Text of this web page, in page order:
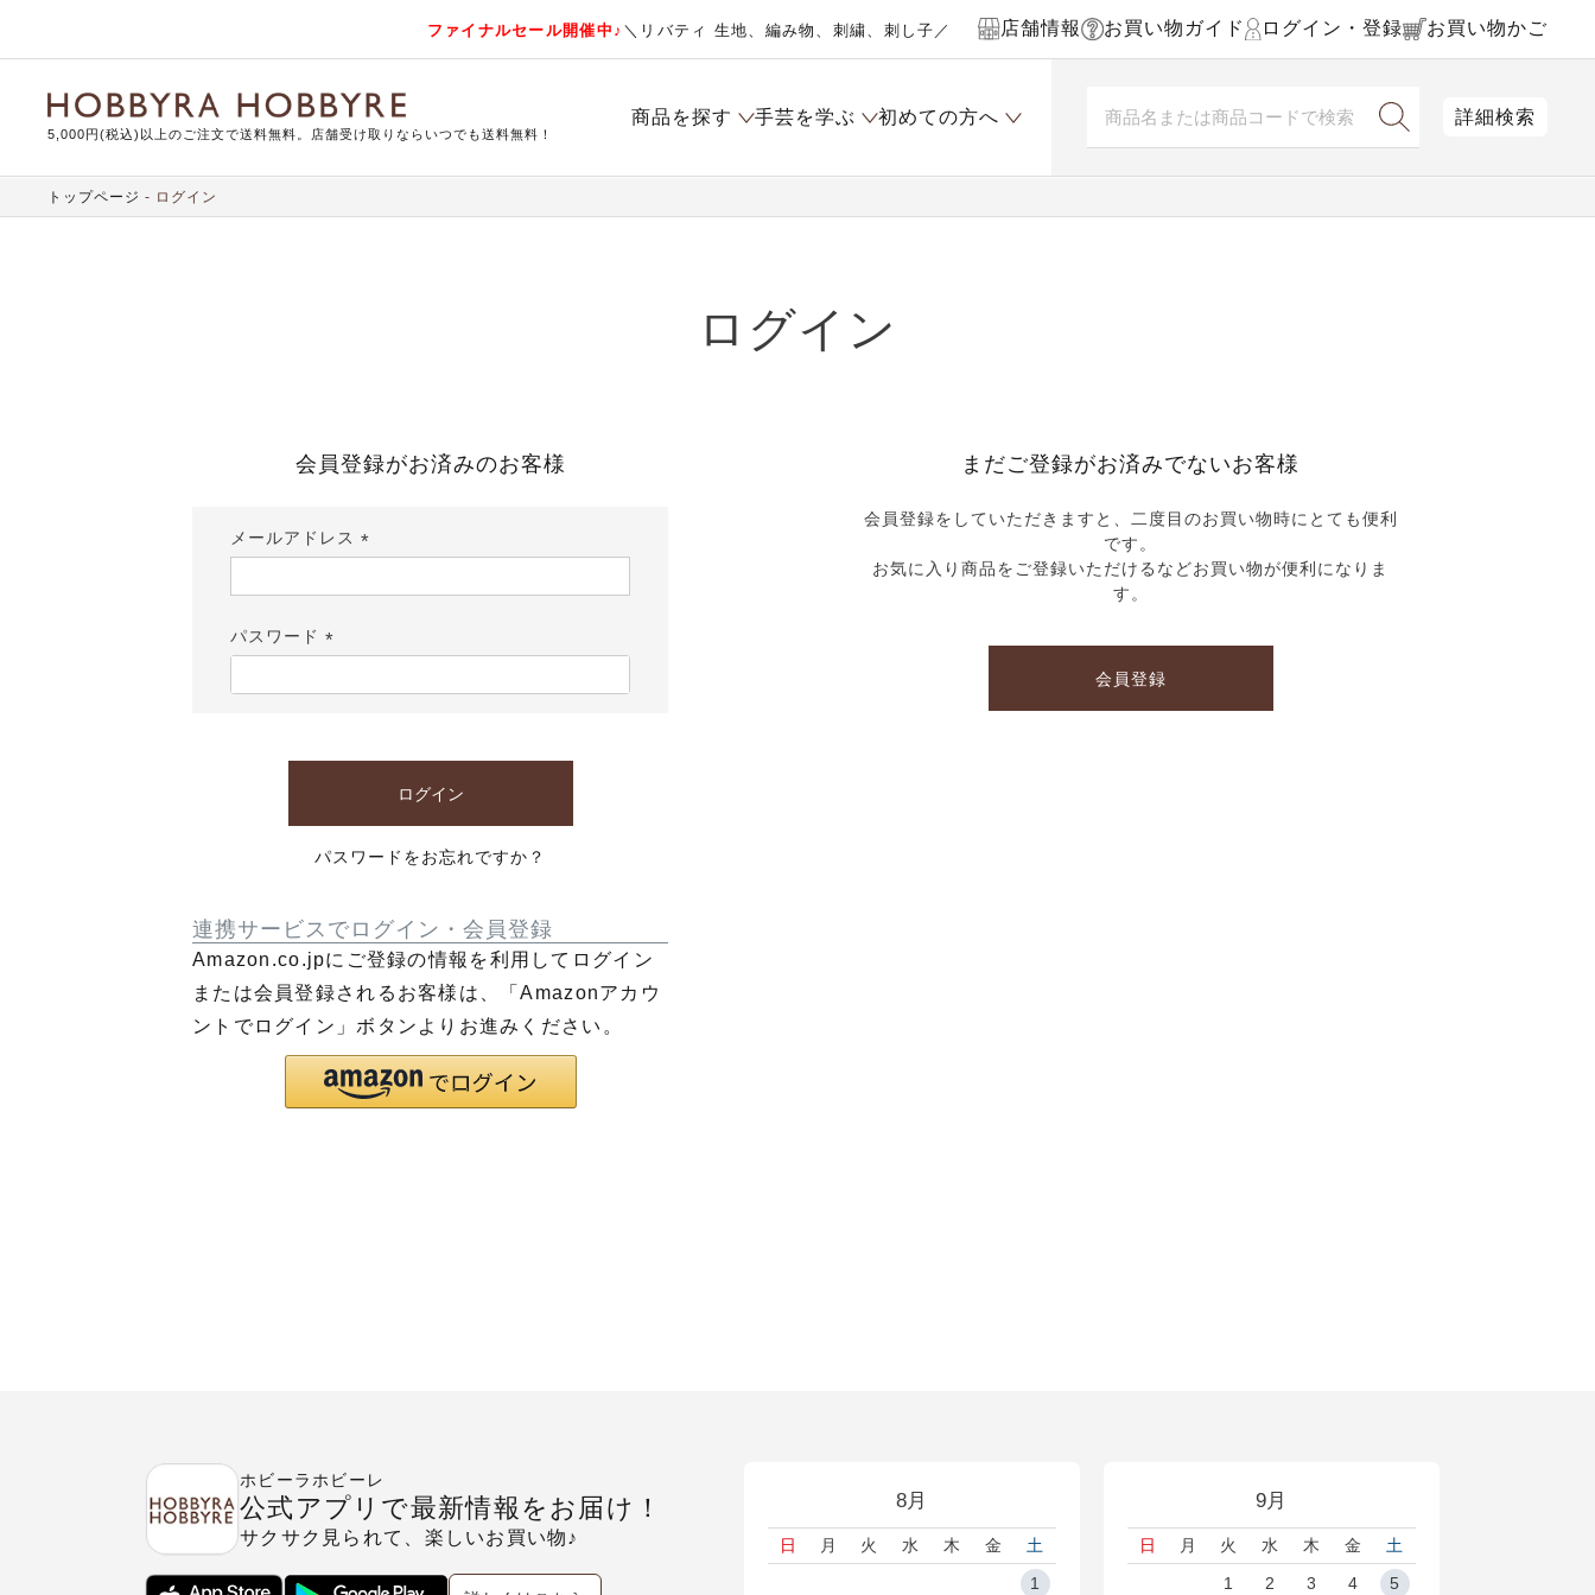
ファイナルセール開催中♪ ＼リバティ 生地、編み物、刺繍、刺し子／ 店舗情報 お買い物ガイド ログイン・登録 お買い物かご
5,000円(税込)以上のご注文で送料無料。店舗受け取りならいつでも送料無料！
商品を探す 手芸を学ぶ 初めての方へ 詳細検索
トップページ ログイン
ログイン
会員登録がお済みのお客様
メールアドレス
須)
パスワード
須)
ログイン
パスワードをお忘れですか？
連携サービスでログイン・会員登録
Amazon.co.jpにご登録の情報を利用してログイン
または会員登録されるお客様は、「Amazonアカウ
ントでログイン」ボタンよりお進みください。
まだご登録がお済みでないお客様
会員登録をしていただきますと、二度目のお買い物時にとても便利
です。
お気に入り商品をご登録いただけるなどお買い物が便利になりま
す。
会員登録
8月
日 月 火 水 木 金
土
1
9月
日 月 火 水 木 金
土
1
2 3 4 5
ホビーラホビーレ
公式アプリで最新情報をお届け！
サクサク見られて、楽しいお買い物♪